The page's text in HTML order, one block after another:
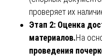
проверяет их
Этап 2: Оценка
материалов.На
проведения